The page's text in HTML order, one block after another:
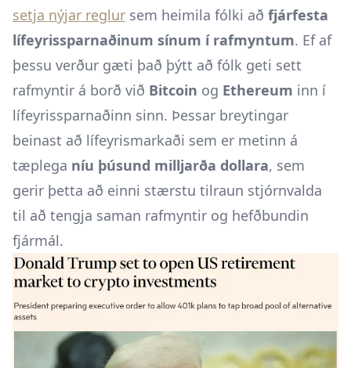
setja nýjar reglur sem heimila fólki að fjárfesta
lífeyrissparnaðinum sínum í rafmyntum. Ef af
þessu verður gæti það þýtt að fólk geti sett
rafmyntir á borð við Bitcoin og Ethereum inn í
lífeyrissparnaðinn sinn. Þessar breytingar
beinast að lífeyrismarkaði sem er metinn á
tæplega níu þúsund milljarða dollara, sem
gerir þetta að einni stærstu tilraun stjórnvalda
til að tengja saman rafmyntir og hefðbundin
fjármál.